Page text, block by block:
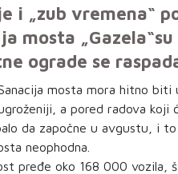
i „zub vremena“
mosta
ograde se
mosta mora hitno biti
a pored radova koji
da započne u avgustu, i
neophodna.
pređe oko 168 000 vozila,